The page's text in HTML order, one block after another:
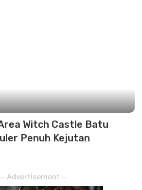
Witch Castle Batu
Penuh Kejutan
– Advertisement –